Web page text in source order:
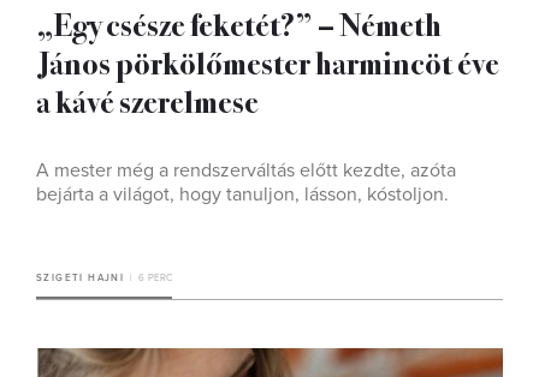
„Egy csésze feketét?” – Németh
János pörkölőmester harmincöt éve
a kávé szerelmese
A mester még a rendszerváltás előtt kezdte, azóta
bejárta a világot, hogy tanuljon, lásson, kóstoljon.
SZIGETI HAJNI 6 PERC